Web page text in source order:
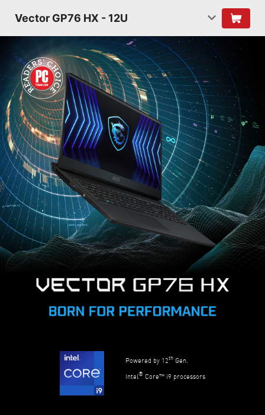
Vector GP76 HX - 12U
Powered by 12th Gen.
Intel® Core™ i9 processors